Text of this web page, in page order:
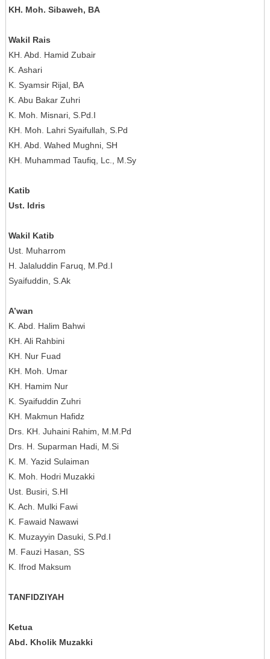
KH. Moh. Sibaweh, BA
Wakil Rais
KH. Abd. Hamid Zubair
K. Ashari
K. Syamsir Rijal, BA
K. Abu Bakar Zuhri
K. Moh. Misnari, S.Pd.I
KH. Moh. Lahri Syaifullah, S.Pd
KH. Abd. Wahed Mughni, SH
KH. Muhammad Taufiq, Lc., M.Sy
Katib
Ust. Idris
Wakil Katib
Ust. Muharrom
H. Jalaluddin Faruq, M.Pd.I
Syaifuddin, S.Ak
A’wan
K. Abd. Halim Bahwi
KH. Ali Rahbini
KH. Nur Fuad
KH. Moh. Umar
KH. Hamim Nur
K. Syaifuddin Zuhri
KH. Makmun Hafidz
Drs. KH. Juhaini Rahim, M.M.Pd
Drs. H. Suparman Hadi, M.Si
K. M. Yazid Sulaiman
K. Moh. Hodri Muzakki
Ust. Busiri, S.HI
K. Ach. Mulki Fawi
K. Fawaid Nawawi
K. Muzayyin Dasuki, S.Pd.I
M. Fauzi Hasan, SS
K. Ifrod Maksum
TANFIDZIYAH
Ketua
Abd. Kholik Muzakki